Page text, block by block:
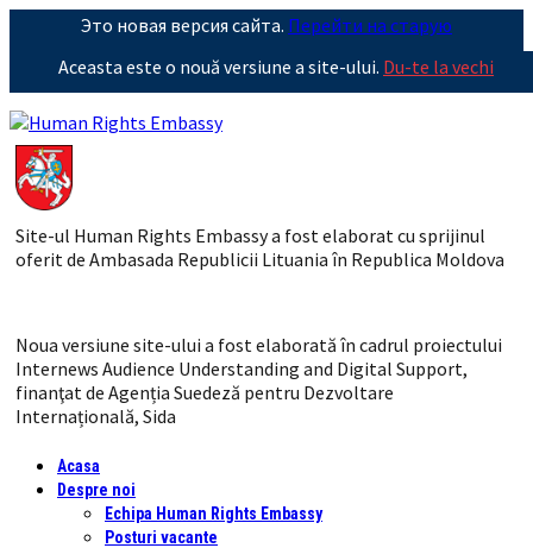
Это новая версия сайта. Перейти на старую
Aceasta este o nouă versiune a site-ului. Du-te la vechi
Site-ul Human Rights Embassy a fost elaborat cu sprijinul
oferit de Ambasada Republicii Lituania în Republica Moldova
Noua versiune site-ului a fost elaborată în cadrul proiectului
Internews Audience Understanding and Digital Support,
finanţat de Agenția Suedeză pentru Dezvoltare
Internațională, Sida
Acasa
Despre noi
Echipa Human Rights Embassy
Posturi vacante